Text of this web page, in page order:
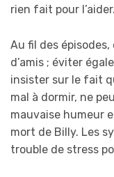
rien fait pour l’aider.
Au fil des épisodes,
d’amis ; éviter
insister sur le fait
mal à dormir, ne
mauvaise humeur
mort de Billy. Les
trouble de stress